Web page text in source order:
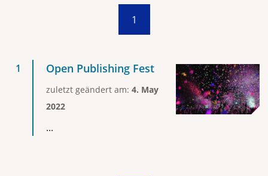
1
Open Publishing Fest
zuletzt geändert am: 4. May
2022
...